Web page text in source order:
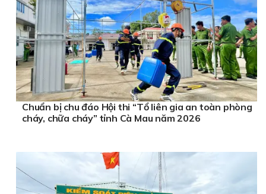
Chuẩn bị chu đáo Hội thi “Tổ liên gia an toàn phòng
cháy, chữa cháy” tỉnh Cà Mau năm 2026